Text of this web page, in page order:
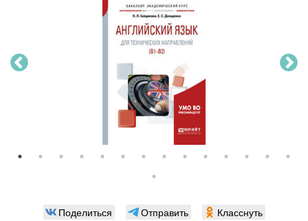
Поделиться Отправить
Класснуть